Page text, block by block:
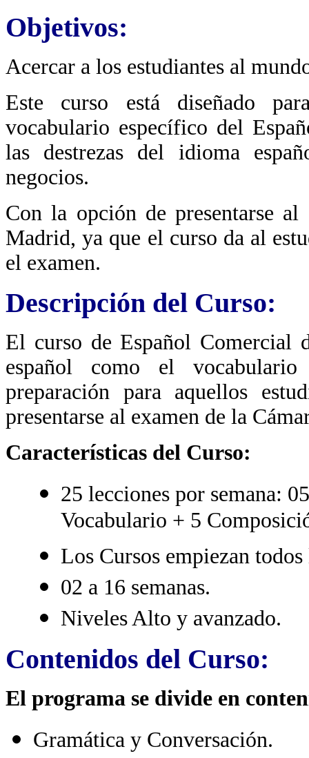
Objetivos:
Acercar a los estudiantes al
Este curso está diseñado
vocabulario específico del
las destrezas del idioma
negocios.
Con la opción de presentarse
Madrid, ya que el curso da al
el examen.
Descripción del Curso:
El curso de Español Comercial
español como el
preparación para aquellos
presentarse al examen de la
Características del Curso:
25 lecciones por semana:
Vocabulario + 5
Los Cursos empiezan todos
02 a 16 semanas.
Niveles Alto y avanzado.
Contenidos del Curso:
El programa se divide en
Gramática y Conversación.